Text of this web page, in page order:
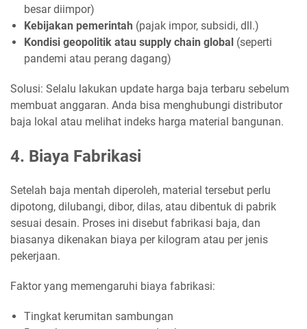
besar diimpor)
Kebijakan pemerintah (pajak impor, subsidi, dll.)
Kondisi geopolitik atau supply chain global (seperti
pandemi atau perang dagang)
Solusi: Selalu lakukan update harga baja terbaru sebelum
membuat anggaran. Anda bisa menghubungi distributor
baja lokal atau melihat indeks harga material bangunan.
4. Biaya Fabrikasi
Setelah baja mentah diperoleh, material tersebut perlu
dipotong, dilubangi, dibor, dilas, atau dibentuk di pabrik
sesuai desain. Proses ini disebut fabrikasi baja, dan
biasanya dikenakan biaya per kilogram atau per jenis
pekerjaan.
Faktor yang memengaruhi biaya fabrikasi:
Tingkat kerumitan sambungan